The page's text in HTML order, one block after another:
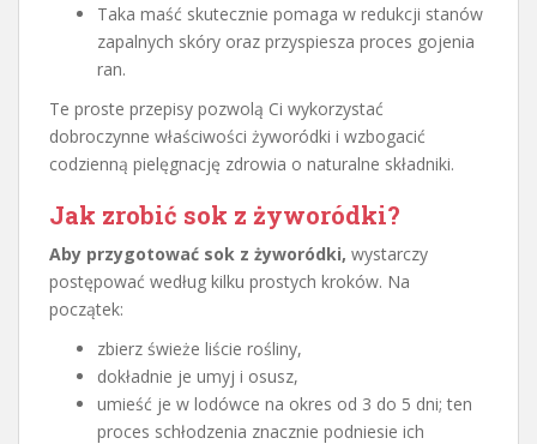
Taka maść skutecznie pomaga w redukcji stanów
zapalnych skóry oraz przyspiesza proces gojenia
ran.
Te proste przepisy pozwolą Ci wykorzystać
dobroczynne właściwości żyworódki i wzbogacić
codzienną pielęgnację zdrowia o naturalne składniki.
Jak zrobić sok z żyworódki?
Aby przygotować sok z żyworódki, wystarczy
postępować według kilku prostych kroków. Na
początek:
zbierz świeże liście rośliny,
dokładnie je umyj i osusz,
umieść je w lodówce na okres od 3 do 5 dni; ten
proces schłodzenia znacznie podniesie ich